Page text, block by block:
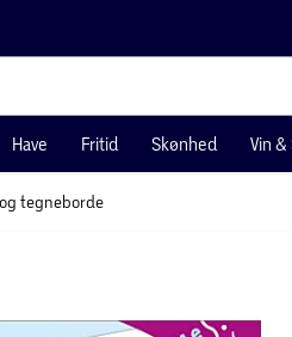
Have Fritid Skønhed Vin
tegneborde